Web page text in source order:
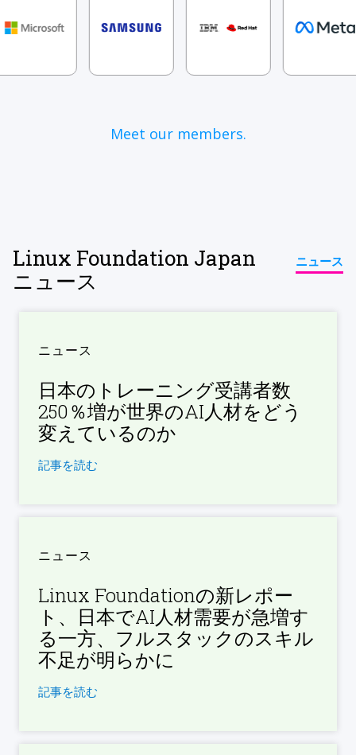
Meet our members.
Linux Foundation Japan
ニュース
ニュース
ニュース
日本のトレーニング受講者数
250％増が世界のAI人材をどう
変えているのか
記事を読む
ニュース
Linux Foundationの新レポー
ト、日本でAI人材需要が急増す
る一方、フルスタックのスキル
不足が明らかに
記事を読む